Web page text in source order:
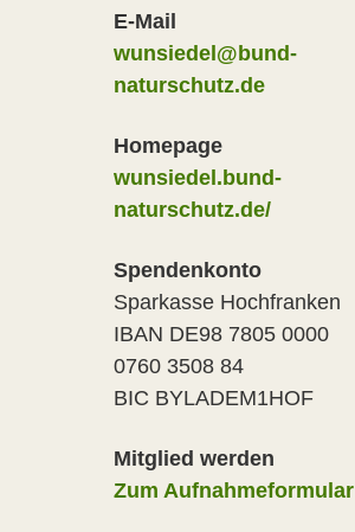
E-Mail
wunsiedel@bund-
naturschutz.de
Homepage
wunsiedel.bund-
naturschutz.de/
Spendenkonto
Sparkasse Hochfranken
IBAN DE98 7805 0000
0760 3508 84
BIC BYLADEM1HOF
Mitglied werden
Zum Aufnahmeformular